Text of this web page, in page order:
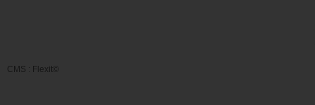
CMS : Flexit©